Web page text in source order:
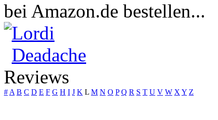
bei Amazon.de bestellen...
Lordi
Deadache
Reviews
# A B C D E F G H I J K L M N O P Q R S T U V W X Y Z